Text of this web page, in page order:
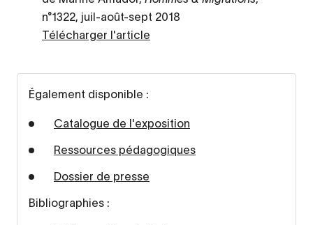
n°1322, juil-août-sept 2018
Télécharger l'article
Également disponible :
Catalogue de l'exposition
Ressources pédagogiques
Dossier de presse
Bibliographies :